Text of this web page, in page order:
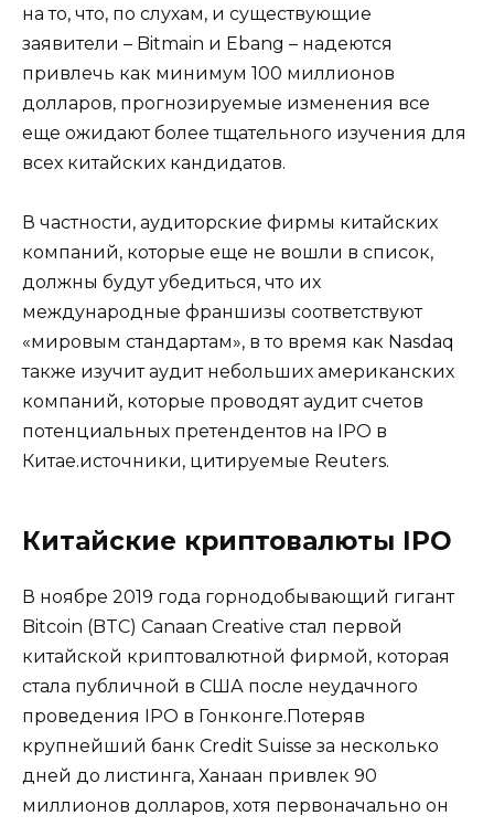
на то, что, по слухам, и существующие
заявители – Bitmain и Ebang – надеются
привлечь как минимум 100 миллионов
долларов, прогнозируемые изменения все
еще ожидают более тщательного изучения для
всех китайских кандидатов.
В частности, аудиторские фирмы китайских
компаний, которые еще не вошли в список,
должны будут убедиться, что их
международные франшизы соответствуют
«мировым стандартам», в то время как Nasdaq
также изучит аудит небольших американских
компаний, которые проводят аудит счетов
потенциальных претендентов на IPO в
Китае.источники, цитируемые Reuters.
Китайские криптовалюты IPO
В ноябре 2019 года горнодобывающий гигант
Bitcoin (BTC) Canaan Creative стал первой
китайской криптовалютной фирмой, которая
стала публичной в США после неудачного
проведения IPO в Гонконге.Потеряв
крупнейший банк Credit Suisse за несколько
дней до листинга, Ханаан привлек 90
миллионов долларов, хотя первоначально он